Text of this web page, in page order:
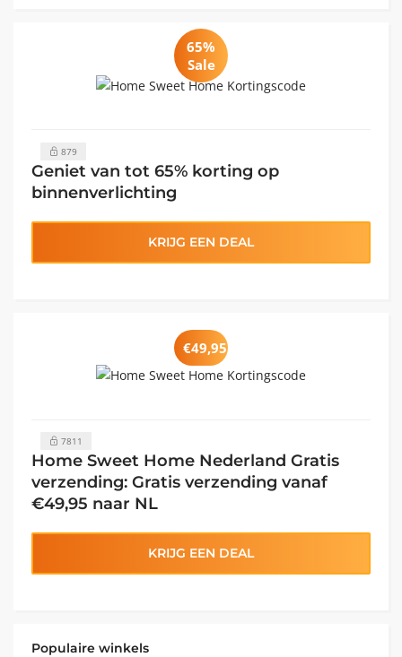
65%
Sale
879
Geniet van tot 65% korting op
binnenverlichting
KRIJG EEN DEAL
€49,95
7811
Home Sweet Home Nederland Gratis
verzending: Gratis verzending vanaf
€49,95 naar NL
KRIJG EEN DEAL
Populaire winkels